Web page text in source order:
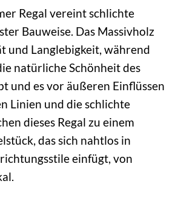
Regal vereint schlichte
Bauweise. Das Massivholz
und Langlebigkeit, während
natürliche Schönheit des
und es vor äußeren Einflüssen
Linien und die schlichte
dieses Regal zu einem
das sich nahtlos in
einfügt, von